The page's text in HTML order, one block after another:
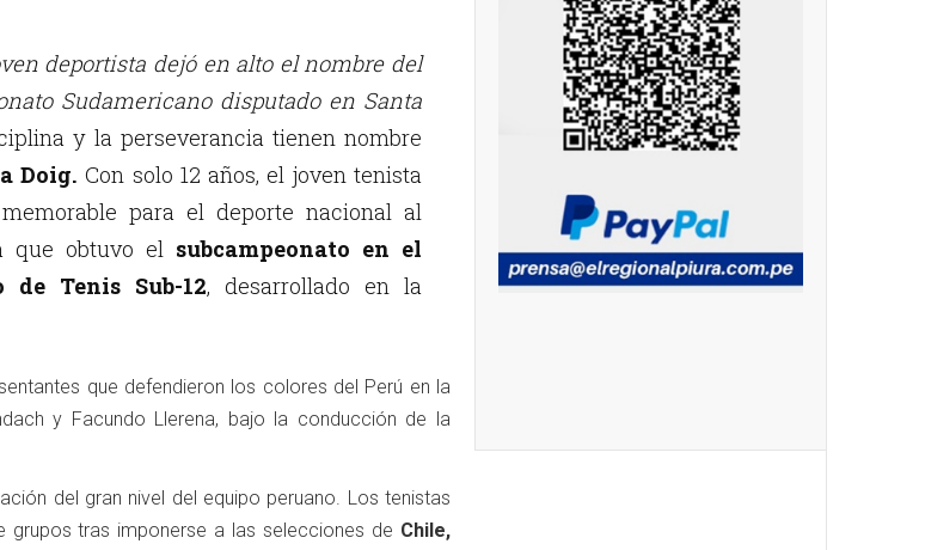
deportista dejó en alto el nombre del
Sudamericano disputado en Santa
y la perseverancia tienen nombre
Doig. Con solo 12 años, el joven tenista
para el deporte nacional al
que obtuvo el subcampeonato en el
de Tenis Sub-12, desarrollado en la
que defendieron los colores del Perú en la
y Facundo Llerena, bajo la conducción de la
del gran nivel del equipo peruano. Los tenistas
grupos tras imponerse a las selecciones de Chile,